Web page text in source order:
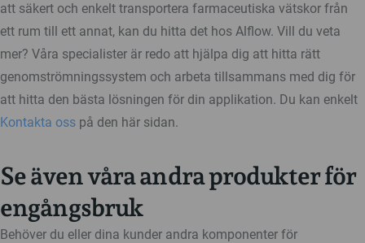
att säkert och enkelt transportera farmaceutiska vätskor från
ett rum till ett annat, kan du hitta det hos Alflow. Vill du veta
mer? Våra specialister är redo att hjälpa dig att hitta rätt
genomströmningssystem och arbeta tillsammans med dig för
att hitta den bästa lösningen för din applikation. Du kan enkelt
Kontakta oss på den här sidan.
Se även våra andra produkter för
engångsbruk
Behöver du eller dina kunder andra komponenter för